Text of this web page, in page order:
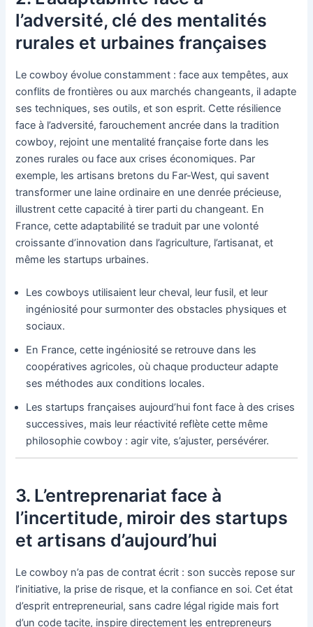
l’adversité, clé des mentalités
rurales et urbaines françaises
Le cowboy évolue constamment : face aux tempêtes, aux
conflits de frontières ou aux marchés changeants, il adapte
ses techniques, ses outils, et son esprit. Cette résilience
face à l’adversité, farouchement ancrée dans la tradition
cowboy, rejoint une mentalité française forte dans les
zones rurales ou face aux crises économiques. Par
exemple, les artisans bretons du Far-West, qui savent
transformer une laine ordinaire en une denrée précieuse,
illustrent cette capacité à tirer parti du changeant. En
France, cette adaptabilité se traduit par une volonté
croissante d’innovation dans l’agriculture, l’artisanat, et
même les startups urbaines.
Les cowboys utilisaient leur cheval, leur fusil, et leur
ingéniosité pour surmonter des obstacles physiques et
sociaux.
En France, cette ingéniosité se retrouve dans les
coopératives agricoles, où chaque producteur adapte
ses méthodes aux conditions locales.
Les startups françaises aujourd’hui font face à des crises
successives, mais leur réactivité reflète cette même
philosophie cowboy : agir vite, s’ajuster, persévérer.
3. L’entreprenariat face à
l’incertitude, miroir des startups
et artisans d’aujourd’hui
Le cowboy n’a pas de contrat écrit : son succès repose sur
l’initiative, la prise de risque, et la confiance en soi. Cet état
d’esprit entrepreneurial, sans cadre légal rigide mais fort
d’un code tacite, inspire directement les entrepreneurs